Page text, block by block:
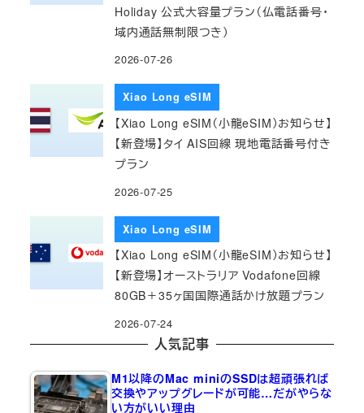
Holiday 公式大容量プラン（仏電話番号・
域内通話無制限つき）
2026-07-26
Xiao Long eSIM
【Xiao Long eSIM（小龍eSIM）お知らせ】
【新登場】タイ AIS回線 現地電話番号付き
プラン
2026-07-25
Xiao Long eSIM
【Xiao Long eSIM（小龍eSIM）お知らせ】
【新登場】オーストラリア Vodafone回線
80GB＋35ヶ国国際通話かけ放題プラン
2026-07-24
人気記事
M1以降のMac miniのSSDは超頑張れば
交換やアップグレードが可能…だがやらな
い方がいい理由